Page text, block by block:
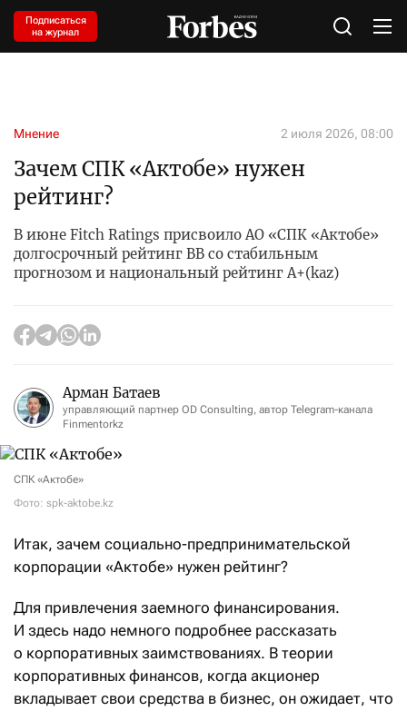
Подписаться
на журнал
Мнение 2 июля 2026, 08:00
Зачем СПК «Актобе» нужен
рейтинг?
В июне Fitch Ratings присвоило АО «СПК «Актобе»
долгосрочный рейтинг BB со стабильным
прогнозом и национальный рейтинг A+(kaz)
Арман Батаев
управляющий партнер OD Consulting, автор Telegram-канала
Finmentorkz
СПК «Актобе»
Фото: spk-aktobe.kz
Итак, зачем социально-предпринимательской
корпорации «Актобе» нужен рейтинг?
Для привлечения заемного финансирования.
И здесь надо немного подробнее рассказать
о корпоративных заимствованиях. В теории
корпоративных финансов, когда акционер
вкладывает свои средства в бизнес, он ожидает, что